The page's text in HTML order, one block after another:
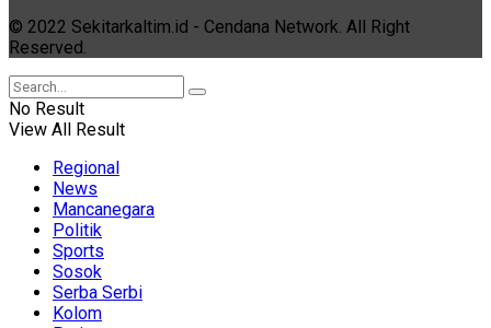
© 2022 Sekitarkaltim.id - Cendana Network. All Right
Reserved.
No Result
View All Result
Regional
News
Mancanegara
Politik
Sports
Sosok
Serba Serbi
Kolom